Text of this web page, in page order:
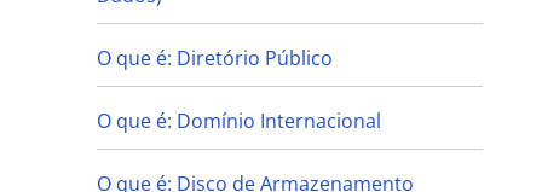
O que é: Diretório Público
O que é: Domínio Internacional
O que é: Disco de Armazenamento